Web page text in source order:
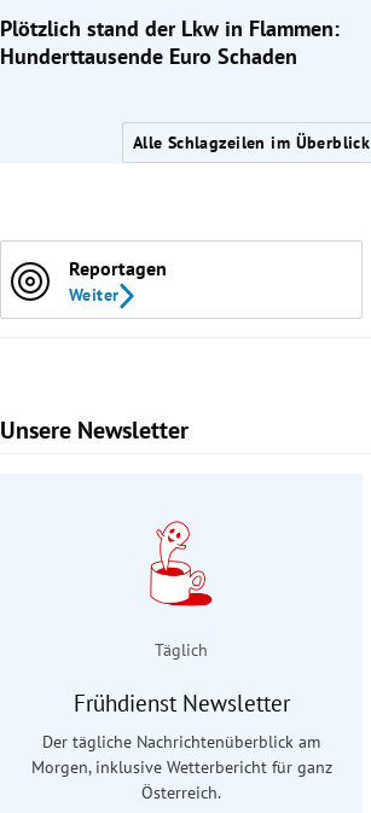
Plötzlich stand der Lkw in Flammen:
Hunderttausende Euro Schaden
Alle Schlagzeilen im Überblick
Reportagen
Weiter
Unsere Newsletter
Slide 1 von 9
Täglich
Frühdienst Newsletter
Der tägliche Nachrichtenüberblick am
Morgen, inklusive Wetterbericht für ganz
Österreich.